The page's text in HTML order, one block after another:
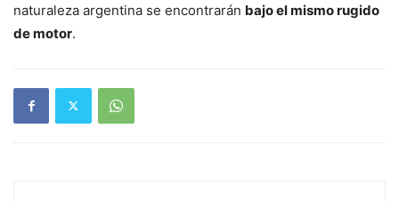
naturaleza argentina se encontrarán bajo el mismo rugido
de motor.